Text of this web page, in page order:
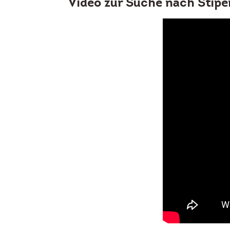
Video zur Suche nach